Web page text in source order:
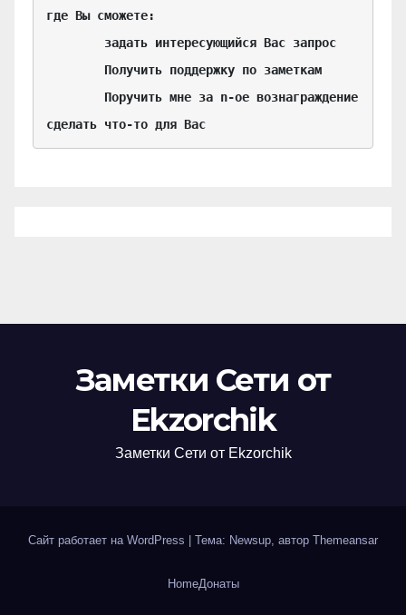
где Вы сможете:
сделать что-то для Вас
Заметки Сети от
Ekzorchik
Заметки Сети от Ekzorchik
Сайт работает на WordPress | Тема: Newsup, автор Themeansar
HomeДонаты